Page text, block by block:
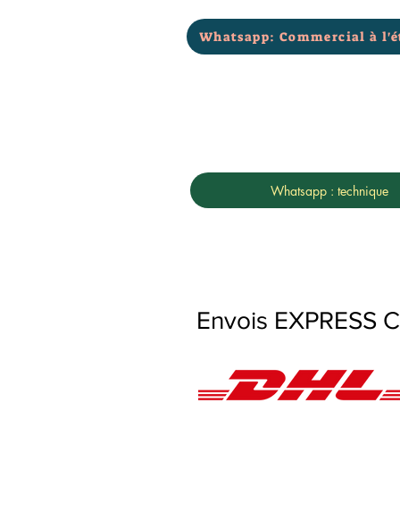
Whatsapp: Commercial à
Whatsapp : technique
Envois EXPRESS